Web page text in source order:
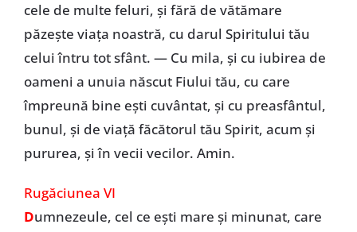
cele de multe feluri, şi fără de vătămare
păzeşte viaţa noastră, cu darul Spiritului tău
celui întru tot sfânt. — Cu mila, şi cu iubirea de
oameni a unuia născut Fiului tău, cu care
împreună bine eşti cuvântat, şi cu preasfântul,
bunul, şi de viaţă făcătorul tău Spirit, acum şi
pururea, şi în vecii vecilor. Amin.
Rugăciunea VI
Dumnezeule, cel ce eşti mare şi minunat, care